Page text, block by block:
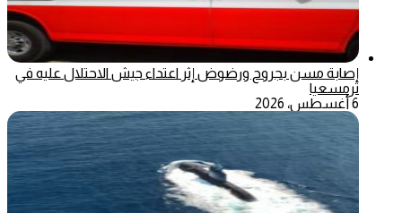
إصابة مسن بجروح ورضوض إثر اعتداء جيش الاحتلال عليه في
ترمسعيا
6 أغسطس، 2026